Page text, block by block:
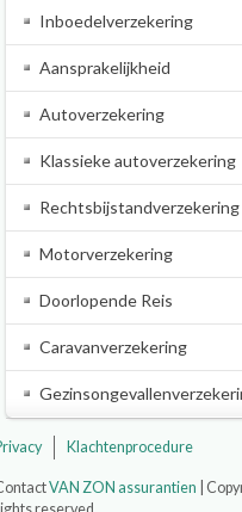
Inboedelverzekering
Aansprakelijkheid
Autoverzekering
Klassieke autoverzekering
Rechtsbijstandverzekering
Motorverzekering
Doorlopende Reis
Caravanverzekering
Klachtenprocedure
VAN ZON assurantien |